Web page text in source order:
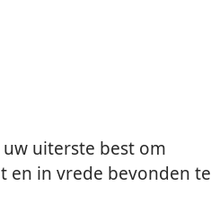
uiterste best om
en in vrede bevonden te